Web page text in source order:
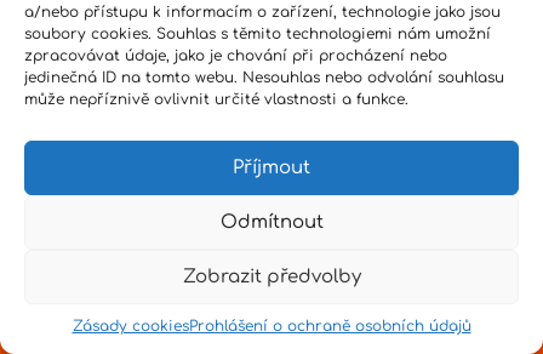
a/nebo přístupu k informacím o zařízení, technologie jako jsou
soubory cookies. Souhlas s těmito technologiemi nám umožní
zpracovávat údaje, jako je chování při procházení nebo
jedinečná ID na tomto webu. Nesouhlas nebo odvolání souhlasu
může nepříznivě ovlivnit určité vlastnosti a funkce.
Příjmout
Odmítnout
Zobrazit předvolby
Zásady cookiesProhlášení o ochraně osobních údajů